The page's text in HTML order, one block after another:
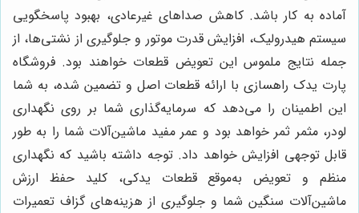
آماده به کار باشد. کاهش صداهای غیرعادی، بهبود پاسخگویی
سیستم هیدرولیک، افزایش قدرت موتور و جلوگیری از نشتی‌ها، از
جمله نتایج ملموس این تعویض قطعات خواهند بود. فروشگاه
پارت یدک راهسازی با ارائه قطعات اصل و تضمین شده، به شما
این اطمینان را می‌دهد که سرمایه‌گذاری شما بر روی نگهداری
لودر، مثمر ثمر خواهد بود و عمر مفید ماشین‌آلات شما را به طور
قابل توجهی افزایش خواهد داد. توجه داشته باشید که نگهداری
منظم و تعویض به‌موقع قطعات یدکی، کلید حفظ ارزش
ماشین‌آلات سنگین شما و جلوگیری از هزینه‌های گزاف تعمیرات